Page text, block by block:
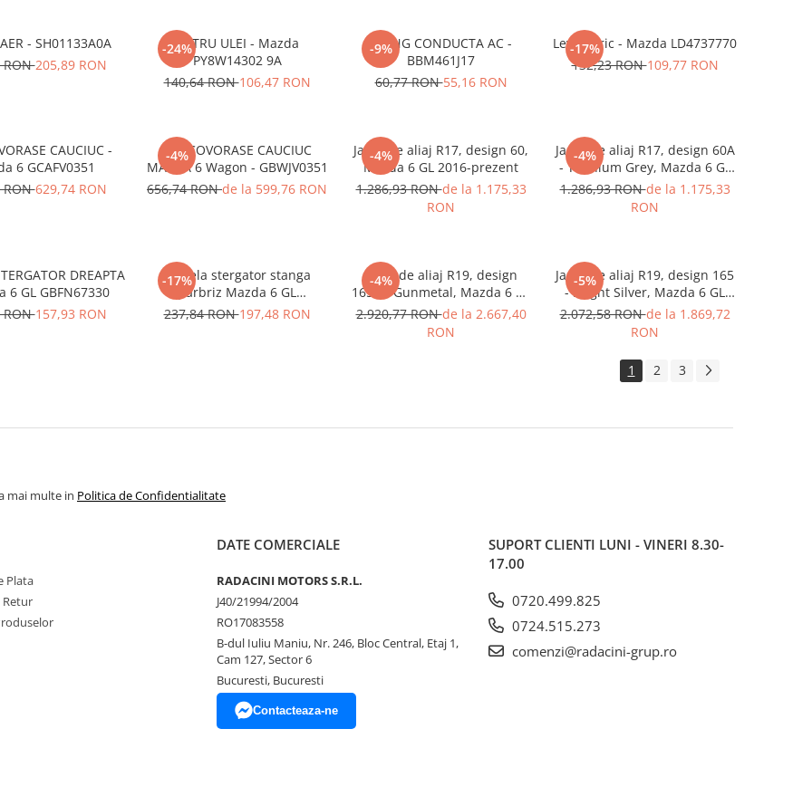
- SH01133A0A
RON205,89 RON
-24%FILTRU ULEI - Mazda
PY8W14302 9A
140,64 RON106,47 RON
-9%
ORING CONDUCTA AC -
BBM461J17
60,77 RON55,16 RON
-17%
Levier cric - Mazda LD4737770
132,23 RON109,77 RON
CAUCIUC -
6 GCAFV0351
RON629,74 RON
-4%
SET COVORASE CAUCIUC
MAZDA 6 Wagon - GBWJV0351
656,74 RONde la 599,76 RON
-4%
Janta de aliaj R17, design 60,
Mazda 6 GL 2016-prezent
1.286,93 RONde la 1.175,33
RON
-4%
Janta de aliaj R17, design 60A
- Titanium Grey, Mazda 6 GL
2016-prezent
1.286,93 RONde la 1.175,33
RON
DREAPTA
6 GL GBFN67330
RON157,93 RON
-17%
Lamela stergator stanga
parbriz Mazda 6 GL
GBFS67330
237,84 RON197,48 RON
-4%
Janta de aliaj R19, design
165A - Gunmetal, Mazda 6 GL
2016-prezent
2.920,77 RONde la 2.667,40
RON
-5%
Janta de aliaj R19, design 165
- Bright Silver, Mazda 6 GL
2016-prezent
2.072,58 RONde la 1.869,72
RON
1 2 3
mai multe in Politica de Confidentialitate
Plata
Retur
DATE COMERCIALE
RADACINI MOTORS S.R.L.
J40/21994/2004
RO17083558
B-dul Iuliu Maniu, Nr. 246, Bloc Central, Etaj 1,
Cam 127, Sector 6
Bucuresti, Bucuresti
Contacteaza-ne
SUPORT CLIENTI LUNI - VINERI 8.30-
17.00
0720.499.825
0724.515.273
comenzi@radacini-grup.ro